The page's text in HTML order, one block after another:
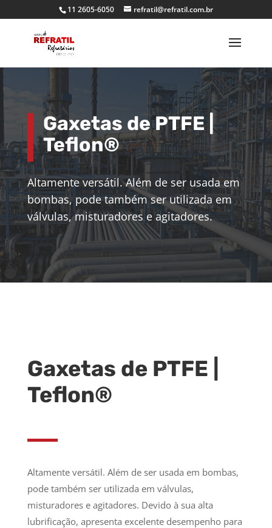
11 2605-6050 refratil@refratil.com.br
Gaxetas de PTFE |
Teflon®
Altamente versátil. Além de ser usada em
bombas, pode também ser utilizada em
válvulas, misturadores e agitadores.
Gaxetas de PTFE |
Teflon®
Altamente versátil. Além de ser usada em bombas,
pode também ser utilizada em válvulas,
misturadores e agitadores. Devido à sua alta
lubrificação, apresenta excelente desempenho para